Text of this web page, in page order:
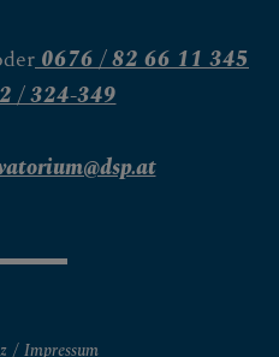
0676 / 82 66 11 345
/ 324-349
Impressum